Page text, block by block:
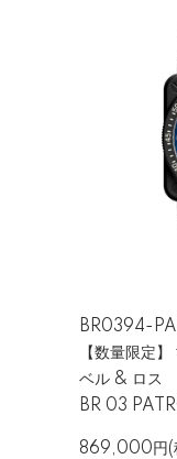
BR0394-
【数量限定
ベル & ロス
BR 03
869,000円(